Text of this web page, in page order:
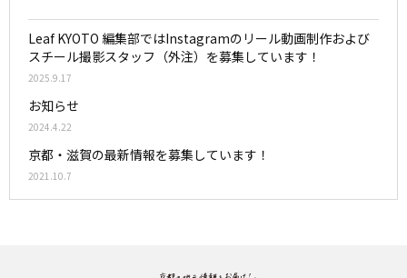
Leaf KYOTO 編集部ではInstagramのリール動画制作および
スチール撮影スタッフ（外注）を募集しています！
2025.9.17
お知らせ
2024.4.22
京都・滋賀の最新情報を募集しています！
2021.10.7